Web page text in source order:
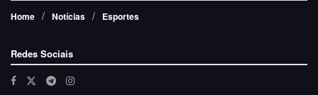
Home Notícias Esportes
Redes Sociais